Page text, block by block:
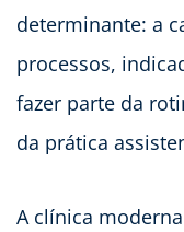
determinante: a
processos,
fazer parte da
da prática
A clínica